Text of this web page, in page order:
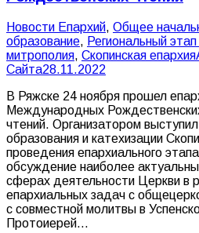
Новости Епархий, Общее
образование, Региональный
митрополия, Скопинская епархия
Сайта28.11.2022
В Ряжске 24 ноября прошел
Международных
чтений. Организатором
образования и катехизации
проведения епархиального
обсуждение наиболее
сферах деятельности Церкви в
епархиальных задач с
с совместной молитвы в
Протоиерей…